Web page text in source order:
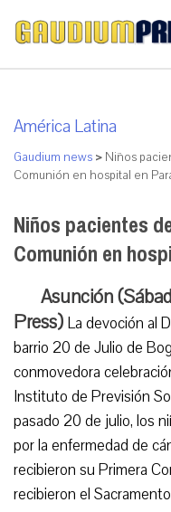
América Latina
Gaudium news > Niños
Comunión en hospital en
Niños pacientes
Comunión en
Asunción
Press) La devoción al
barrio 20 de Julio de
conmovedora
Instituto de Previsión
pasado 20 de julio, los
por la enfermedad de
recibieron su Primera
recibieron el